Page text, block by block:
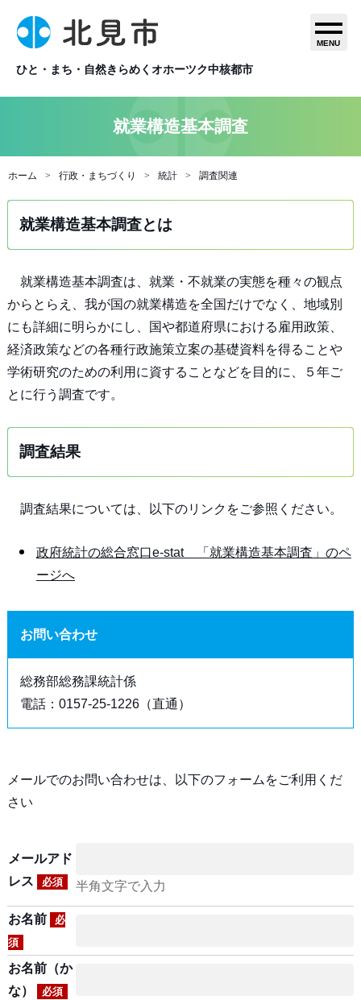
ひと・まち・自然きらめくオホーツク中核都市
MENU
就業構造基本調査
ホーム 行政・まちづくり 統計 調査関連
就業構造基本調査とは
就業構造基本調査は、就業・不就業の実態を種々の観点
からとらえ、我が国の就業構造を全国だけでなく、地域別
にも詳細に明らかにし、国や都道府県における雇用政策、
経済政策などの各種行政施策立案の基礎資料を得ることや
学術研究のための利用に資することなどを目的に、５年ご
とに行う調査です。
調査結果
調査結果については、以下のリンクをご参照ください。
政府統計の総合窓口e-stat 「就業構造基本調査」のペ
ージへ
お問い合わせ
総務部総務課統計係
電話：0157-25-1226（直通）
メールでのお問い合わせは、以下のフォームをご利用くだ
さい
メールアド
レス
必須 半角文字で入力
お名前
必
須
お名前（か
な）
必須